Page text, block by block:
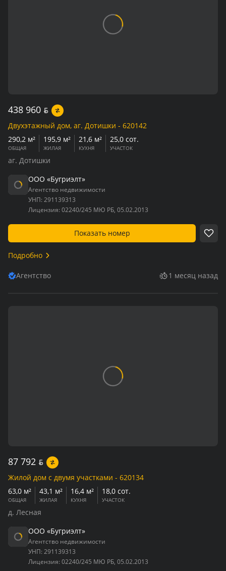
438 960 BYN
Двухэтажный дом, аг. Дотишки - 620142
290,2 м²
ОБЩАЯ
195,9 м²
ЖИЛАЯ
21,6 м²
КУХНЯ
25,0 сот.
УЧАСТОК
аг. Дотишки
ООО «Бугриэлт»
Агентство недвижимости
УНП: 291139313
Лицензия: 02240/245 МЮ РБ, 05.02.2013
Показать номер
Подробно
Агентство 1 месяц назад
87 792 BYN
Жилой дом с двумя участками - 620134
63,0 м²
ОБЩАЯ
43,1 м²
ЖИЛАЯ
16,4 м²
КУХНЯ
18,0 сот.
УЧАСТОК
д. Лесная
ООО «Бугриэлт»
Агентство недвижимости
УНП: 291139313
Лицензия: 02240/245 МЮ РБ, 05.02.2013